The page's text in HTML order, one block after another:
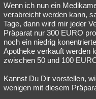
Wenn ich nun ein
verabreicht werden kann,
Tage, dann wird mir jeder
Präparat nur 300 EURO
noch ein niedrig
Apotheke verkauft werden
zwischen 50 und 100
Kannst Du Dir vorstellen,
wenigen mit diesem